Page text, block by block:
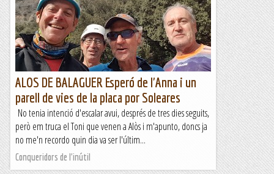
ALOS DE BALAGUER Esperó de l'Anna i un
parell de vies de la placa por Soleares
No tenia intenció d'escalar avui, després de tres dies seguits,
però em truca el Toni que venen a Alòs i m'apunto, doncs ja
no me'n recordo quin dia va ser l'últim...
Conqueridors de l'inútil